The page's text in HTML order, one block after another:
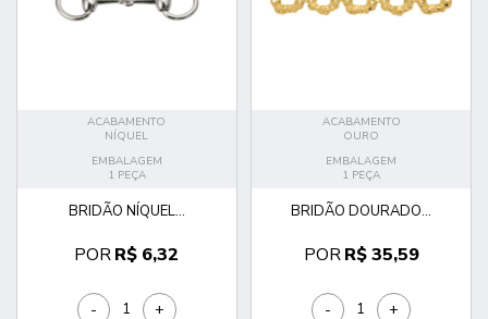
ACABAMENTO
NÍQUEL
EMBALAGEM
1 PEÇA
BRIDÃO NÍQUEL...
PORR$ 6,32
- +
ACABAMENTO
OURO
EMBALAGEM
1 PEÇA
BRIDÃO DOURADO...
PORR$ 35,59
- +